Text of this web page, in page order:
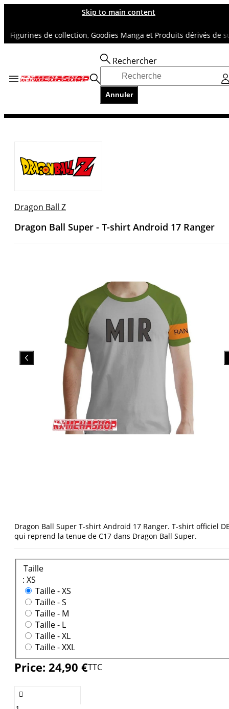
Skip to main content
de collection, Goodies Manga et Produits dérivés de super
Rechercher
Annuler
Accueil
Dragon Ball Z
Dragon Ball Super - T-shirt Android 17 Ranger
Dragon Ball Super T-shirt Android 17 Ranger. T-shirt officiel
qui reprend la tenue de C17 dans Dragon Ball Super.
Taille
: XS
Taille -XS
Taille -S
Taille - M
Taille - L
Taille -XL
Taille -XXL
Price: 24,90 €TTC
